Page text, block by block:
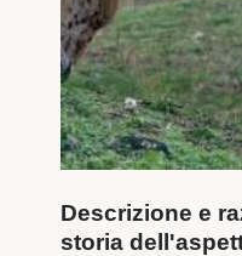
Descrizione e
storia